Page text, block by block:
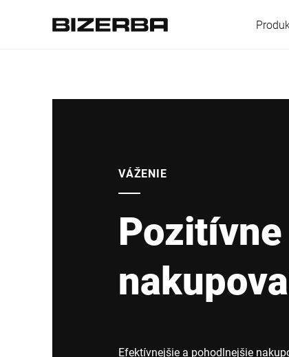
VÁŽENIE
Efektívnejšie a pohodlnejšie